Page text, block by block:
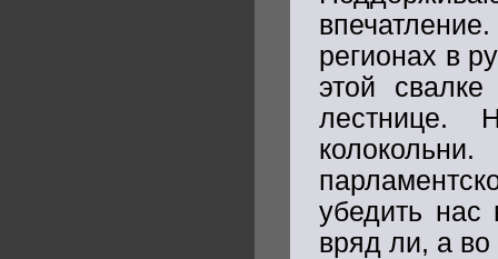
регионах в
этой
лестнице.
убедить нас
вряд ли, а во